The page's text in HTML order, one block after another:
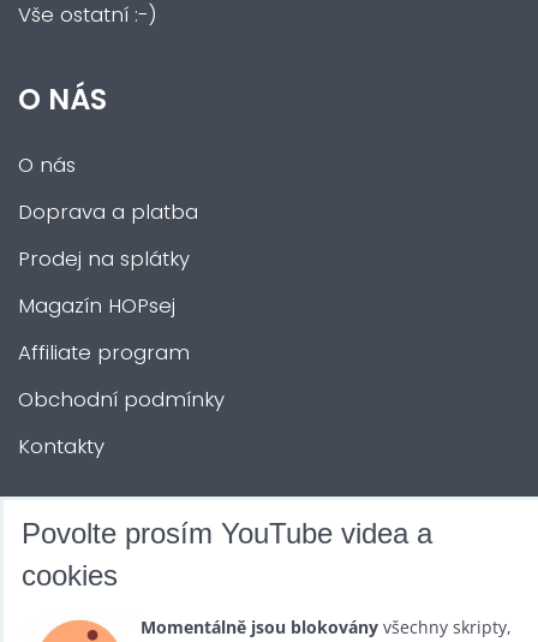
Vše ostatní :-)
O NÁS
O nás
Doprava a platba
Prodej na splátky
Magazín HOPsej
Affiliate program
Obchodní podmínky
Kontakty
DALŠÍ SLUŽBY
Povolte prosím YouTube videa a
cookies
Momentálně jsou blokovány všechny skripty,